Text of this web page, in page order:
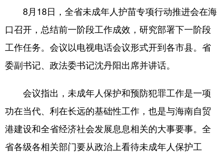
8月18日，全省未成年人护苗专项行动推进会在海
口召开，总结前一阶段工作成效，研究部署下一阶段
工作任务。会议以电视电话会议形式开到各市县。省
委副书记、政法委书记沈丹阳出席并讲话。
会议指出，未成年人保护和预防犯罪工作是一项
功在当代、利在长远的基础性工作，也是与海南自贸
港建设和全省经济社会发展息息相关的大事要事。全
省各级各相关部门要从政治上看待未成年人保护工